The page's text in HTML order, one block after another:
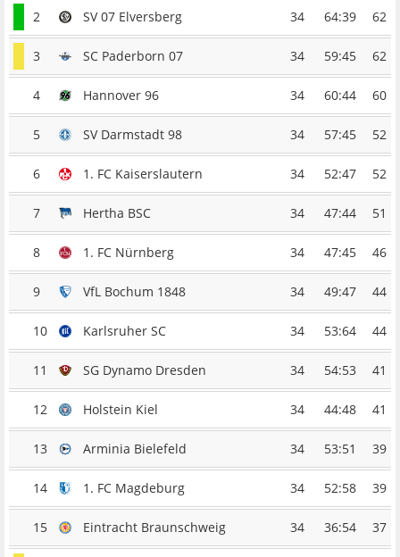
2 SV 07 Elversberg 34 64:39 62
3 SC Paderborn 07 34 59:45 62
4 Hannover 96 34 60:44 60
5 SV Darmstadt 98 34 57:45 52
6 1. FC Kaiserslautern 34 52:47 52
7 Hertha BSC 34 47:44 51
8 1. FC Nürnberg 34 47:45 46
9 VfL Bochum 1848 34 49:47 44
10 Karlsruher SC 34 53:64 44
11 SG Dynamo Dresden 34 54:53 41
12 Holstein Kiel 34 44:48 41
13 Arminia Bielefeld 34 53:51 39
14 1. FC Magdeburg 34 52:58 39
15 Eintracht Braunschweig 34 36:54 37